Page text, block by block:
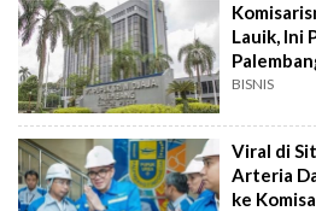
Lauik, Ini
BISNIS
Viral di
Arteria
ke